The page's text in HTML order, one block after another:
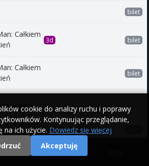
cookie do analizy ruchu i poprawy
Kontynuując przeglądanie,
na ich użycie. Dowiedz się więcej
Akceptuję
bilet
Całkiem
3d bilet
Całkiem
bilet
sierpnia
Całkiem
NOC
|